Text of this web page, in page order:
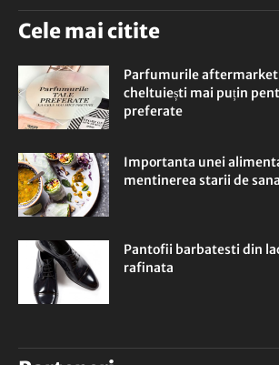
Cele mai citite
Parfumurile aftermarket
cheltuiești mai puțin
preferate
Importanta unei
mentinerea starii de
Pantofii barbatesti din
rafinata